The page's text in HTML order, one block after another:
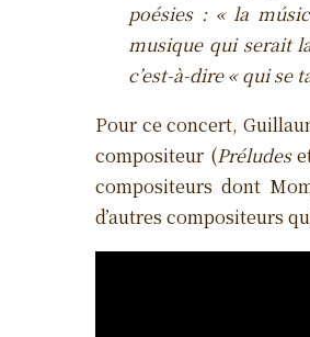
poésies : « la
musique qui serait
c’est-à-dire « qui se
Pour ce concert,
compositeur (Préludes
compositeurs dont
d’autres compositeurs